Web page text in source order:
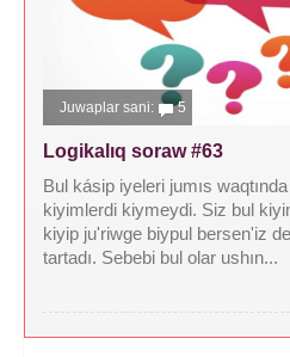
Juwaplar sani: 5
Logikalıq soraw #63
Bul kásip iyeleri jumıs
kiyimlerdi kiymeydi. Siz bul
kiyip ju'riwge biypul bersen'iz
tartadı. Sebebi bul olar ushın...